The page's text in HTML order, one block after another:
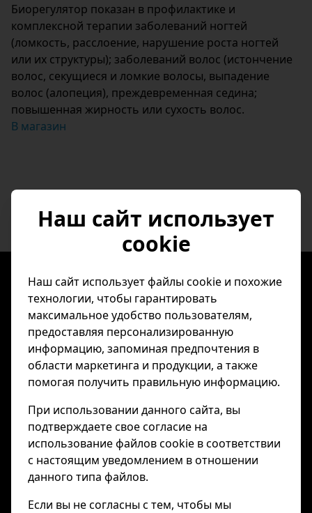
Биорегулятор показан в профилактике и
комплексной терапии заболеваний ногтей
(ломкость, расслоение, нарушение роста ногтей
или их структуры); заболеваний волос (истончение
волос, секущиеся и ломкие волосы, выпадение
волос (алопеция), преждевременная седина;
повышенная жирность или сухость волос.
В магазин
ИНФОРМАЦИЯ
Конфиденциальность
Условия пользования
Оплата и доставка
Возврат и обмен товара
КОНТАКТНАЯ ИНФОРМАЦИЯ
REAL WAY", 584 Charles-Quint avenue, Brussels,
1082, Belgium
Ukraine, Kiev, tel. +380662647531
БЕЗОПАСНЫЕ ОПЛАТЫ
Наш сайт использует
cookie
Наш сайт использует файлы cookie и похожие
технологии, чтобы гарантировать
максимальное удобство пользователям,
предоставляя персонализированную
информацию, запоминая предпочтения в
области маркетинга и продукции, а также
помогая получить правильную информацию.
При использовании данного сайта, вы
подтверждаете свое согласие на
использование файлов cookie в соответствии
с настоящим уведомлением в отношении
данного типа файлов.
Если вы не согласны с тем, чтобы мы